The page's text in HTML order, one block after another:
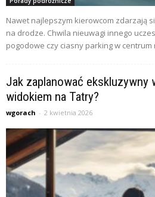
Nawet najlepszym kierowcom zdarzają
na drodze. Chwila nieuwagi innego
pogodowe czy ciasny parking w centrum
Jak zaplanować ekskluzywny
widokiem na Tatry?
wgorach - 2 kwietnia 2026